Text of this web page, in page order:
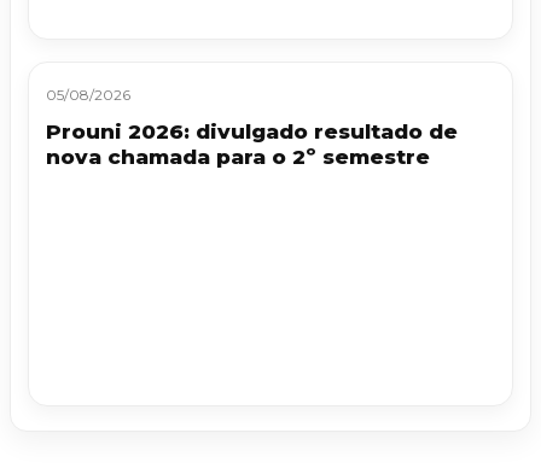
05/08/2026
Prouni 2026: divulgado resultado de
nova chamada para o 2º semestre